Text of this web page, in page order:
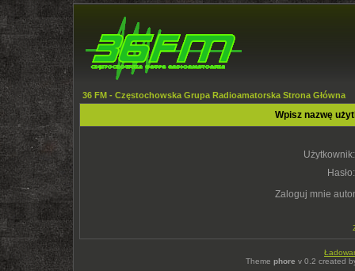
36 FM - Częstochowska Grupa Radioamatorska Strona Główna
Wpisz nazwę
Użytkownik:
Hasło:
Zaloguj mnie
Theme phore v 0.2 created